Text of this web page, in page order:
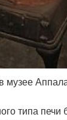
музее
типа печи